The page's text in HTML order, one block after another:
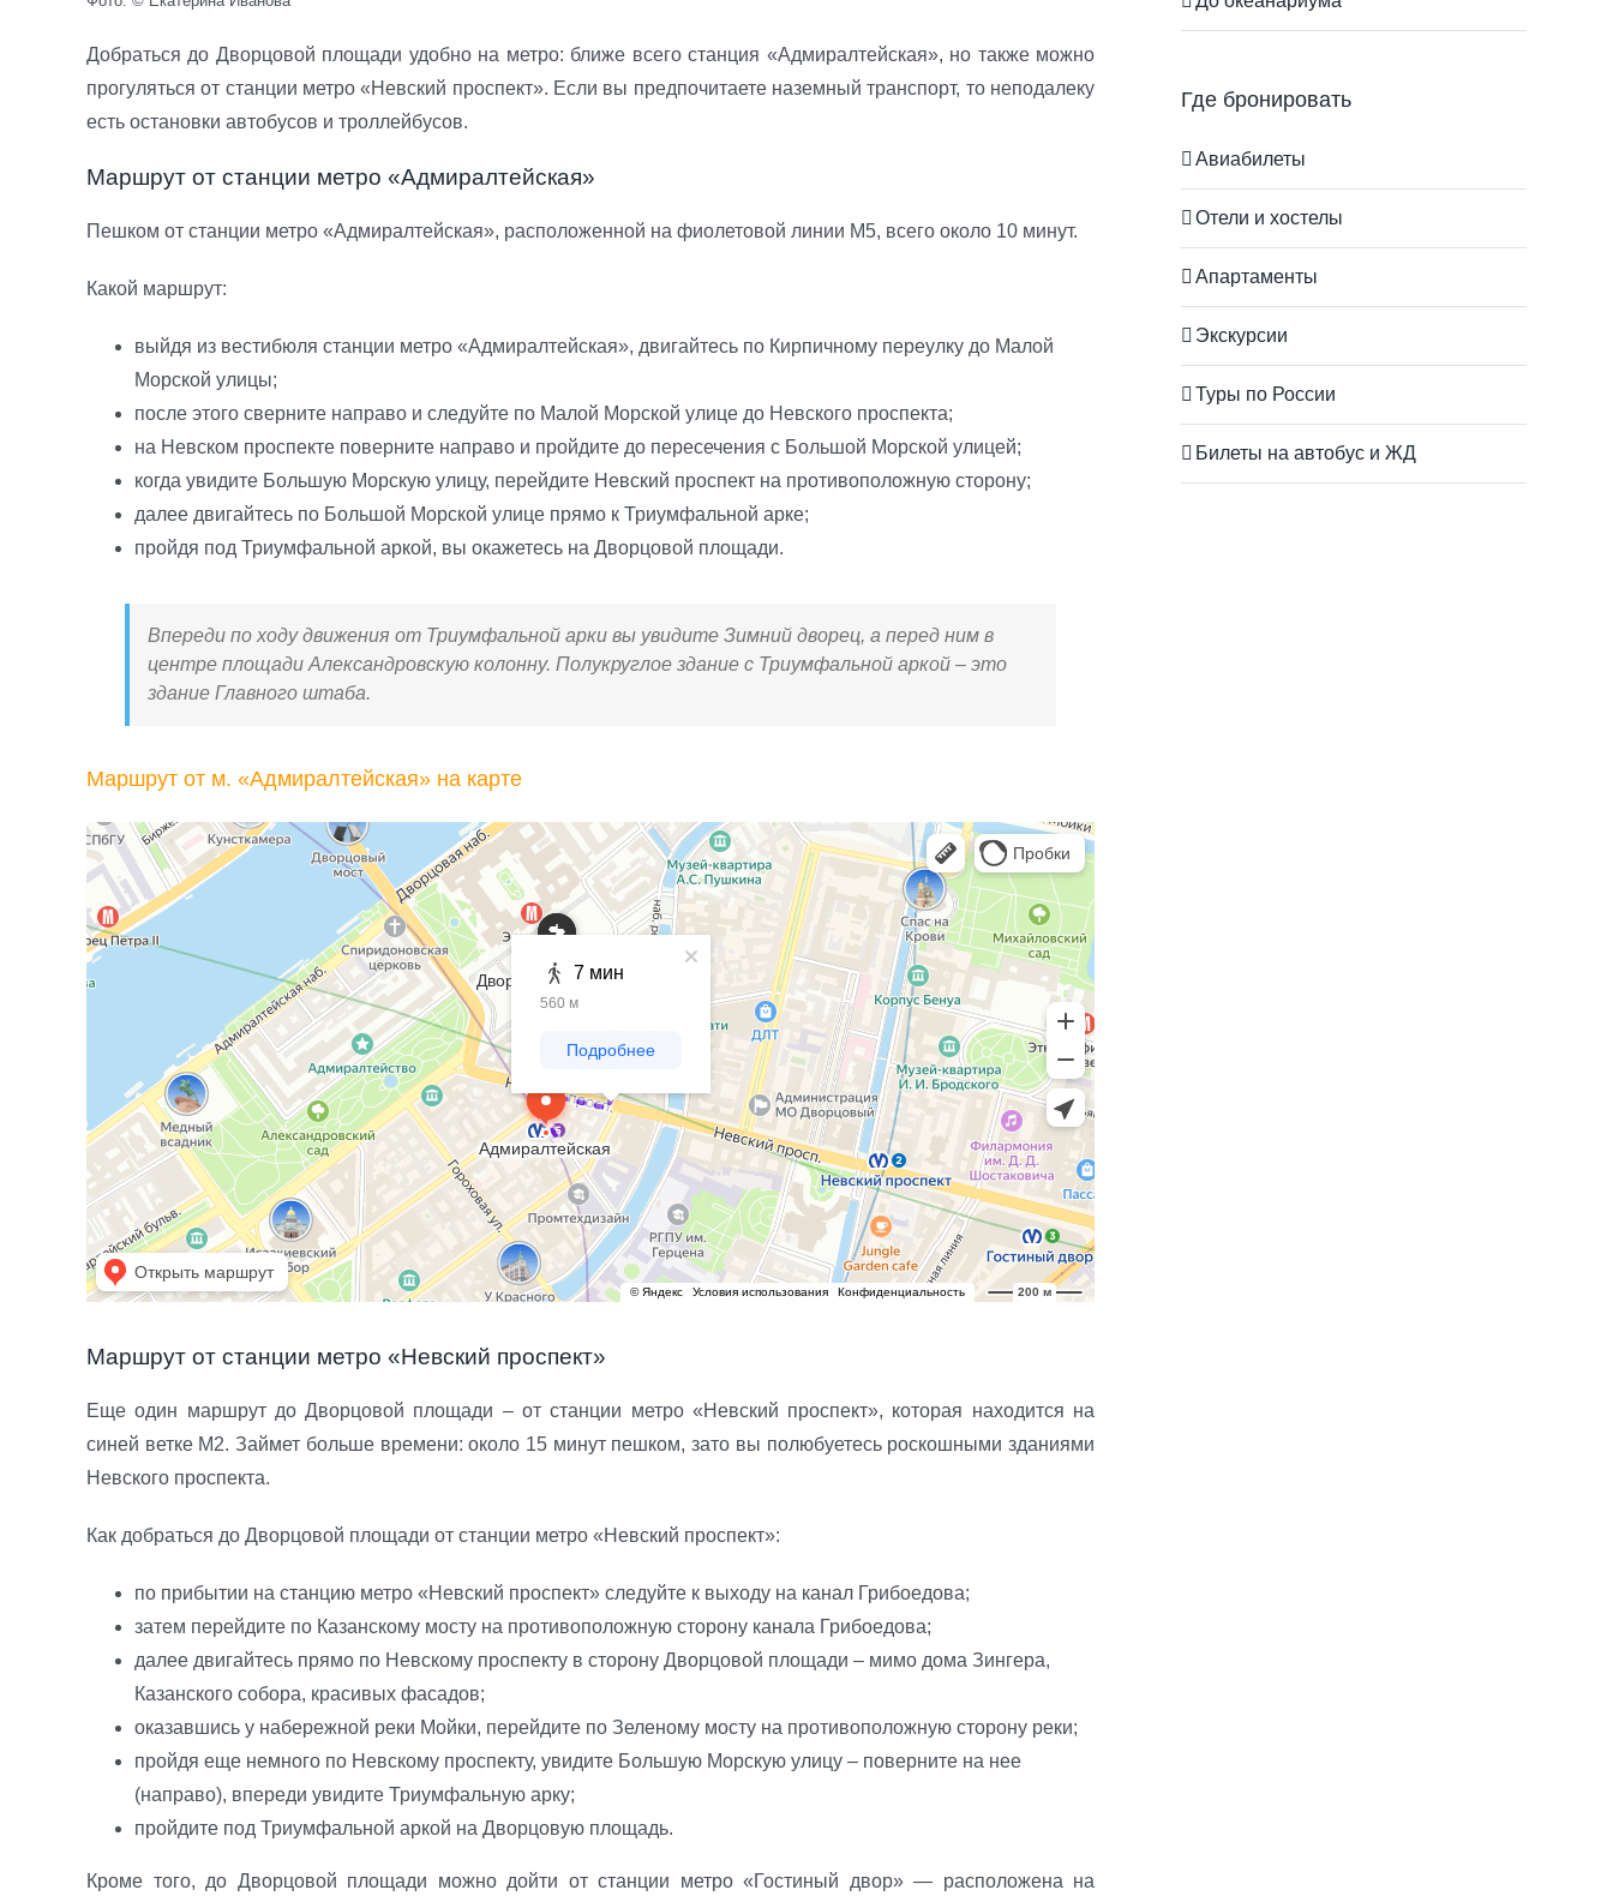
Добраться до Дворцовой площади удобно на метро: ближе всего станция «Адмиралтейская», но также можно
прогуляться от станции метро «Невский проспект». Если вы предпочитаете наземный транспорт, то неподалеку
есть остановки автобусов и троллейбусов.
Маршрут от станции метро «Адмиралтейская»
Пешком от станции метро «Адмиралтейская», расположенной на фиолетовой линии М5, всего около 10 минут.
Какой маршрут:
выйдя из вестибюля станции метро «Адмиралтейская», двигайтесь по Кирпичному переулку до Малой
Морской улицы;
после этого сверните направо и следуйте по Малой Морской улице до Невского проспекта;
на Невском проспекте поверните направо и пройдите до пересечения с Большой Морской улицей;
когда увидите Большую Морскую улицу, перейдите Невский проспект на противоположную сторону;
далее двигайтесь по Большой Морской улице прямо к Триумфальной арке;
пройдя под Триумфальной аркой, вы окажетесь на Дворцовой площади.
Впереди по ходу движения от Триумфальной арки вы увидите Зимний дворец, а перед ним в
центре площади Александровскую колонну. Полукруглое здание с Триумфальной аркой – это
здание Главного штаба.
Маршрут от м. «Адмиралтейская» на карте
Маршрут от станции метро «Невский проспект»
Еще один маршрут до Дворцовой площади – от станции метро «Невский проспект», которая находится на
синей ветке М2. Займет больше времени: около 15 минут пешком, зато вы полюбуетесь роскошными зданиями
Невского проспекта.
Как добраться до Дворцовой площади от станции метро «Невский проспект»:
по прибытии на станцию метро «Невский проспект» следуйте к выходу на канал Грибоедова;
затем перейдите по Казанскому мосту на противоположную сторону канала Грибоедова;
далее двигайтесь прямо по Невскому проспекту в сторону Дворцовой площади – мимо дома Зингера,
Казанского собора, красивых фасадов;
оказавшись у набережной реки Мойки, перейдите по Зеленому мосту на противоположную сторону реки;
пройдя еще немного по Невскому проспекту, увидите Большую Морскую улицу – поверните на нее
(направо), впереди увидите Триумфальную арку;
пройдите под Триумфальной аркой на Дворцовую площадь.
Кроме того, до Дворцовой площади можно дойти от станции метро «Гостиный двор» — расположена на
Где бронировать
Авиабилеты
Отели и хостелы
Апартаменты
Экскурсии
Туры по России
Билеты на автобус и ЖД